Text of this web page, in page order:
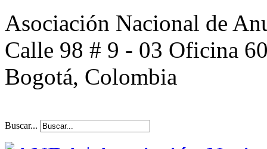
Asociación Nacional de
Calle 98 # 9 - 03 Oficina
Bogotá, Colombia
Buscar...